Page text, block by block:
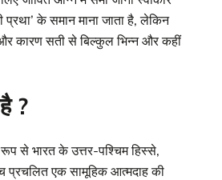
के समान माना जाता है, लेकिन
और कारण सती से बिल्कुल भिन्न और कहीं
?
से भारत के उत्तर-पश्चिम हिस्से,
प्रचलित एक सामूहिक आत्मदाह की